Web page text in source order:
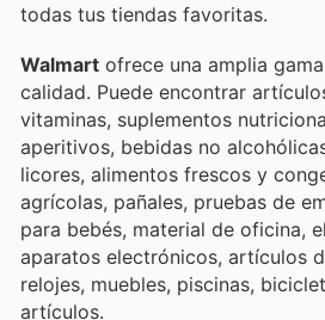
todas tus tiendas favoritas.
Walmart ofrece una amplia
calidad. Puede encontrar
vitaminas, suplementos
aperitivos, bebidas no
licores, alimentos frescos y
agrícolas, pañales, pruebas de
para bebés, material de oficina,
aparatos electrónicos, artículos
relojes, muebles, piscinas,
artículos.